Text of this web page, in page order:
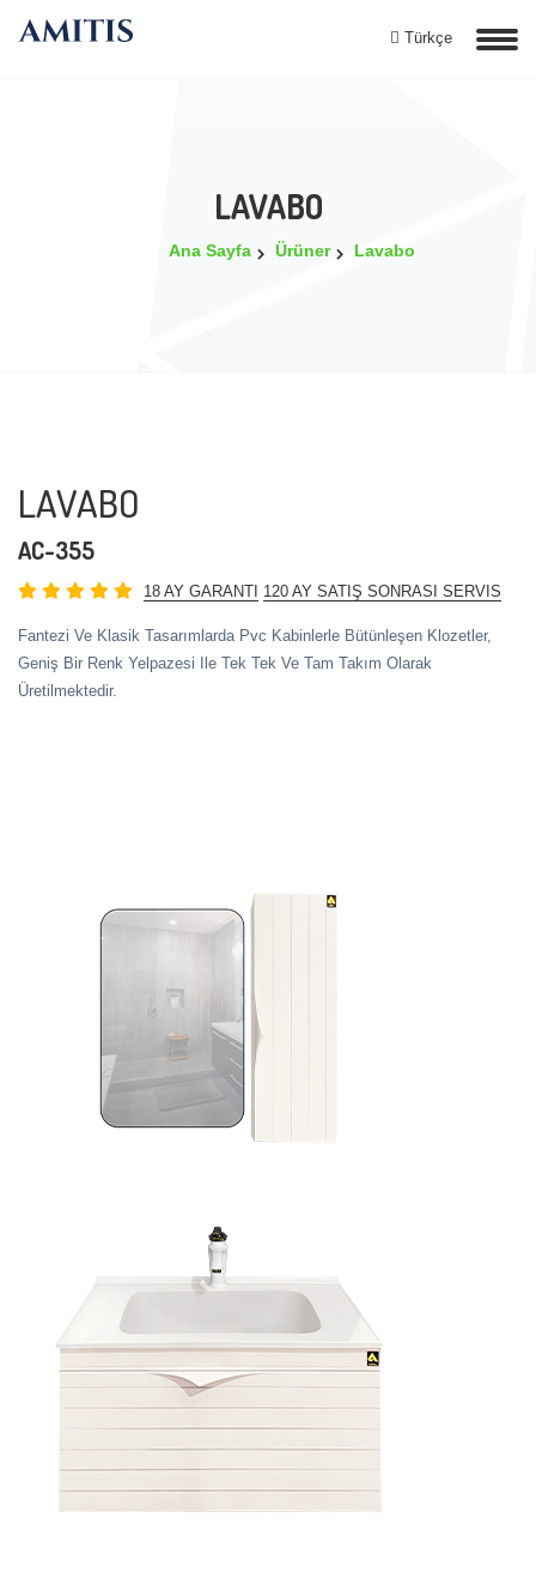
Türkçe
LAVABO
Ana Sayfa Ürüner Lavabo
LAVABO
AC-355
18 AY GARANTI 120 AY SATIŞ SONRASI SERVIS
Fantezi Ve Klasik Tasarımlarda Pvc Kabinlerle Bütünleşen Klozetler,
Geniş Bir Renk Yelpazesi Ile Tek Tek Ve Tam Takım Olarak
Üretilmektedir.